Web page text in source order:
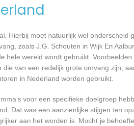
Hierbij moet natuurlijk wel onderscheid
zoals J.G. Schouten in Wijk En
wereld wordt gebruikt. Voorbeelden
van een redelijk grote omvang zijn,
in Nederland worden gebruikt.
voor een specifieke doelgroep
Dat was een aanzienlijke stijgen ten
aan het worden is. Mocht je